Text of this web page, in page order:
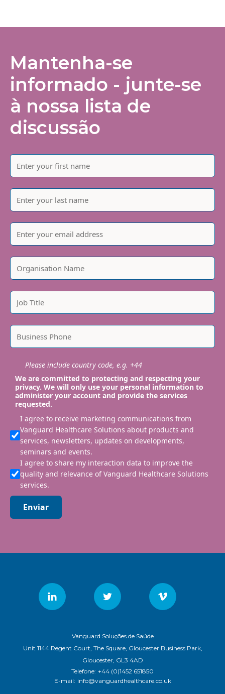
Mantenha-se
informado - junte-se
à nossa lista de
discussão
Please include country code, e.g. +44
We are committed to protecting and respecting your
privacy. We will only use your personal information to
administer your account and provide the services
requested.
I agree to receive marketing communications from
Vanguard Healthcare Solutions about products and
services, newsletters, updates on developments,
seminars and events.
I agree to share my interaction data to improve the
quality and relevance of Vanguard Healthcare Solutions
services.
Enviar
Vanguard Soluções de Saúde
Unit 1144 Regent Court, The Square, Gloucester Business Park,
Gloucester, GL3 4AD
Telefone: +44 (0)1452 651850
E-mail: info@vanguardhealthcare.co.uk